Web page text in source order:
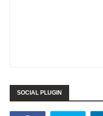
SOCIAL PLUGIN